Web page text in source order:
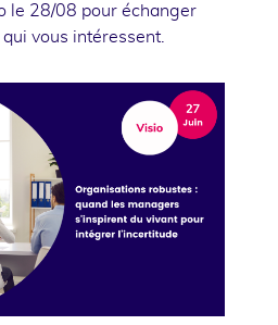
le 28/08 pour échanger
vous intéressent.